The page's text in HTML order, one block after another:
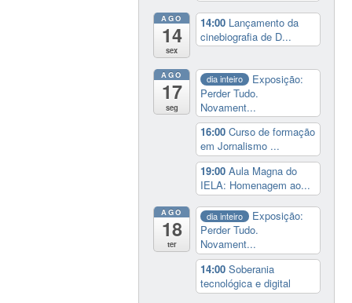
AGO
14
sex
14:00 Lançamento da
cinebiografia de D...
AGO
17
seg
dia inteiro
Exposição:
Perder Tudo.
Novament...
16:00Curso de formação
em Jornalismo ...
19:00Aula Magna do
IELA: Homenagem ao...
AGO
18
ter
dia inteiro
Exposição:
Perder Tudo.
Novament...
14:00Soberania
tecnológica e digital